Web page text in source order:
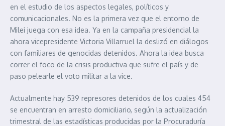
en el estudio de los aspectos legales, políticos y
comunicacionales. No es la primera vez que el entorno de
Milei juega con esa idea. Ya en la campaña presidencial la
ahora vicepresidente Victoria Villarruel la deslizó en diálogos
con familiares de genocidas detenidos. Ahora la idea busca
correr el foco de la crisis productiva que sufre el país y de
paso pelearle el voto militar a la vice.
Actualmente hay 539 represores detenidos de los cuales 454
se encuentran en arresto domiciliario, según la actualización
trimestral de las estadísticas producidas por la Procuraduría